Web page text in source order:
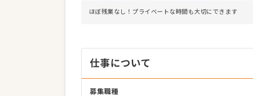
ほぼ残業なし！プライベートな時間も大切にできます
仕事について
募集職種